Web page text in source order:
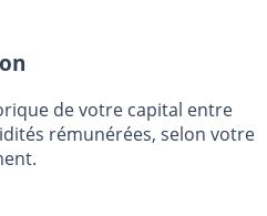
à cette offre.
de votre capital entre
rémunérées, selon votre